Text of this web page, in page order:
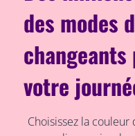
des modes
votre
Choisissez la